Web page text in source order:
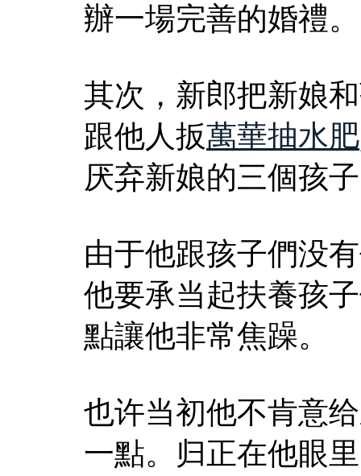
辦一場完善的婚禮。
其次，新郎把新娘
跟他人扳萬華抽水肥
厌弃新娘的三個孩
由于他跟孩子們没
他要承当起扶養孩
點讓他非常焦躁。
也许当初他不肯意
一點。归正在他眼